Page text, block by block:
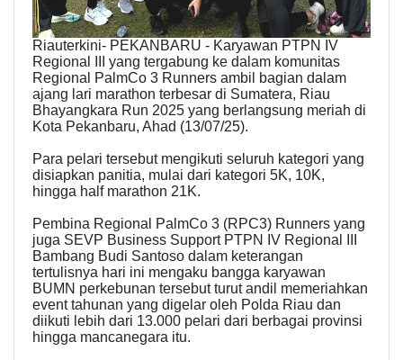
Riauterkini- PEKANBARU - Karyawan PTPN IV
Regional III yang tergabung ke dalam komunitas
Regional PalmCo 3 Runners ambil bagian dalam
ajang lari marathon terbesar di Sumatera, Riau
Bhayangkara Run 2025 yang berlangsung meriah di
Kota Pekanbaru, Ahad (13/07/25).
Para pelari tersebut mengikuti seluruh kategori yang
disiapkan panitia, mulai dari kategori 5K, 10K,
hingga half marathon 21K.
Pembina Regional PalmCo 3 (RPC3) Runners yang
juga SEVP Business Support PTPN IV Regional III
Bambang Budi Santoso dalam keterangan
tertulisnya hari ini mengaku bangga karyawan
BUMN perkebunan tersebut turut andil memeriahkan
event tahunan yang digelar oleh Polda Riau dan
diikuti lebih dari 13.000 pelari dari berbagai provinsi
hingga mancanegara itu.